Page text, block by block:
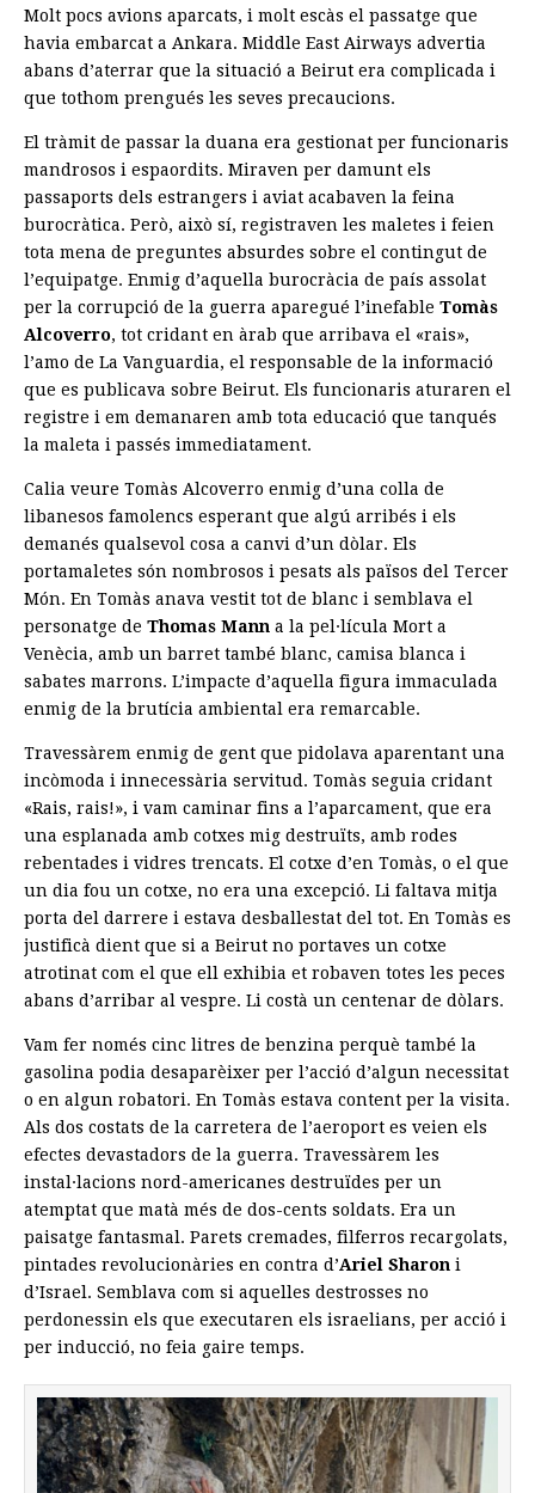
Molt pocs avions aparcats, i molt escàs el passatge que
havia embarcat a Ankara. Middle East Airways advertia
abans d’aterrar que la situació a Beirut era complicada i
que tothom prengués les seves precaucions.
El tràmit de passar la duana era gestionat per funcionaris
mandrosos i espaordits. Miraven per damunt els
passaports dels estrangers i aviat acabaven la feina
burocràtica. Però, això sí, registraven les maletes i feien
tota mena de preguntes absurdes sobre el contingut de
l’equipatge. Enmig d’aquella burocràcia de país assolat
per la corrupció de la guerra aparegué l’inefable Tomàs
Alcoverro, tot cridant en àrab que arribava el «rais»,
l’amo de La Vanguardia, el responsable de la informació
que es publicava sobre Beirut. Els funcionaris aturaren el
registre i em demanaren amb tota educació que tanqués
la maleta i passés immediatament.
Calia veure Tomàs Alcoverro enmig d’una colla de
libanesos famolencs esperant que algú arribés i els
demanés qualsevol cosa a canvi d’un dòlar. Els
portamaletes són nombrosos i pesats als països del Tercer
Món. En Tomàs anava vestit tot de blanc i semblava el
personatge de Thomas Mann a la pel·lícula Mort a
Venècia, amb un barret també blanc, camisa blanca i
sabates marrons. L’impacte d’aquella figura immaculada
enmig de la brutícia ambiental era remarcable.
Travessàrem enmig de gent que pidolava aparentant una
incòmoda i innecessària servitud. Tomàs seguia cridant
«Rais, rais!», i vam caminar fins a l’aparcament, que era
una esplanada amb cotxes mig destruïts, amb rodes
rebentades i vidres trencats. El cotxe d’en Tomàs, o el que
un dia fou un cotxe, no era una excepció. Li faltava mitja
porta del darrere i estava desballestat del tot. En Tomàs es
justificà dient que si a Beirut no portaves un cotxe
atrotinat com el que ell exhibia et robaven totes les peces
abans d’arribar al vespre. Li costà un centenar de dòlars.
Vam fer només cinc litres de benzina perquè també la
gasolina podia desaparèixer per l’acció d’algun necessitat
o en algun robatori. En Tomàs estava content per la visita.
Als dos costats de la carretera de l’aeroport es veien els
efectes devastadors de la guerra. Travessàrem les
instal·lacions nord-americanes destruïdes per un
atemptat que matà més de dos-cents soldats. Era un
paisatge fantasmal. Parets cremades, filferros recargolats,
pintades revolucionàries en contra d’Ariel Sharon i
d’Israel. Semblava com si aquelles destrosses no
perdonessin els que executaren els israelians, per acció i
per inducció, no feia gaire temps.